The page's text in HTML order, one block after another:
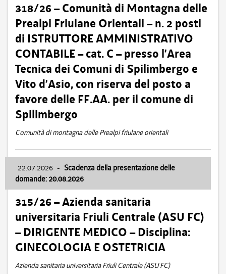
318/26 – Comunità di Montagna delle
Prealpi Friulane Orientali – n. 2 posti
di ISTRUTTORE AMMINISTRATIVO
CONTABILE – cat. C – presso l’Area
Tecnica dei Comuni di Spilimbergo e
Vito d’Asio, con riserva del posto a
favore delle FF.AA. per il comune di
Spilimbergo
Comunità di montagna delle Prealpi friulane orientali
22.07.2026 - Scadenza della presentazione delle
domande: 20.08.2026
315/26 – Azienda sanitaria
universitaria Friuli Centrale (ASU FC)
– DIRIGENTE MEDICO – Disciplina:
GINECOLOGIA E OSTETRICIA
Azienda sanitaria universitaria Friuli Centrale (ASU FC)